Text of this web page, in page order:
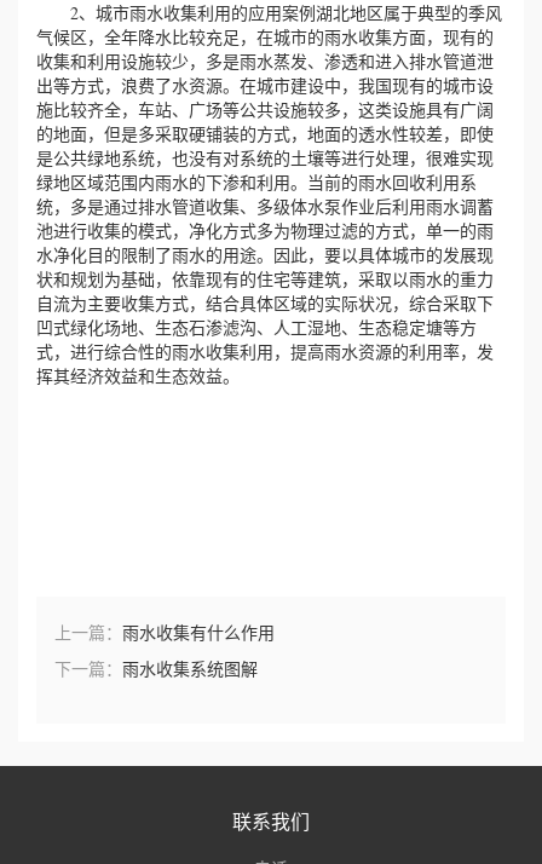
2、城市雨水收集利用的应用案例湖北地区属于典型的季风
气候区，全年降水比较充足，在城市的雨水收集方面，现有的
收集和利用设施较少，多是雨水蒸发、渗透和进入排水管道泄
出等方式，浪费了水资源。在城市建设中，我国现有的城市设
施比较齐全，车站、广场等公共设施较多，这类设施具有广阔
的地面，但是多采取硬铺装的方式，地面的透水性较差，即使
是公共绿地系统，也没有对系统的土壤等进行处理，很难实现
绿地区域范围内雨水的下渗和利用。当前的雨水回收利用系
统，多是通过排水管道收集、多级体水泵作业后利用雨水调蓄
池进行收集的模式，净化方式多为物理过滤的方式，单一的雨
水净化目的限制了雨水的用途。因此，要以具体城市的发展现
状和规划为基础，依靠现有的住宅等建筑，采取以雨水的重力
自流为主要收集方式，结合具体区域的实际状况，综合采取下
凹式绿化场地、生态石渗滤沟、人工湿地、生态稳定塘等方
式，进行综合性的雨水收集利用，提高雨水资源的利用率，发
挥其经济效益和生态效益。
上一篇： 雨水收集有什么作用
下一篇： 雨水收集系统图解
联系我们